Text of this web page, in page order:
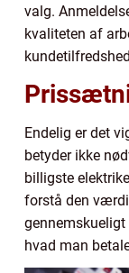
valg.
kvaliteten af
Endelig er det
betyder ikke
billigste
forstå den
hvad man